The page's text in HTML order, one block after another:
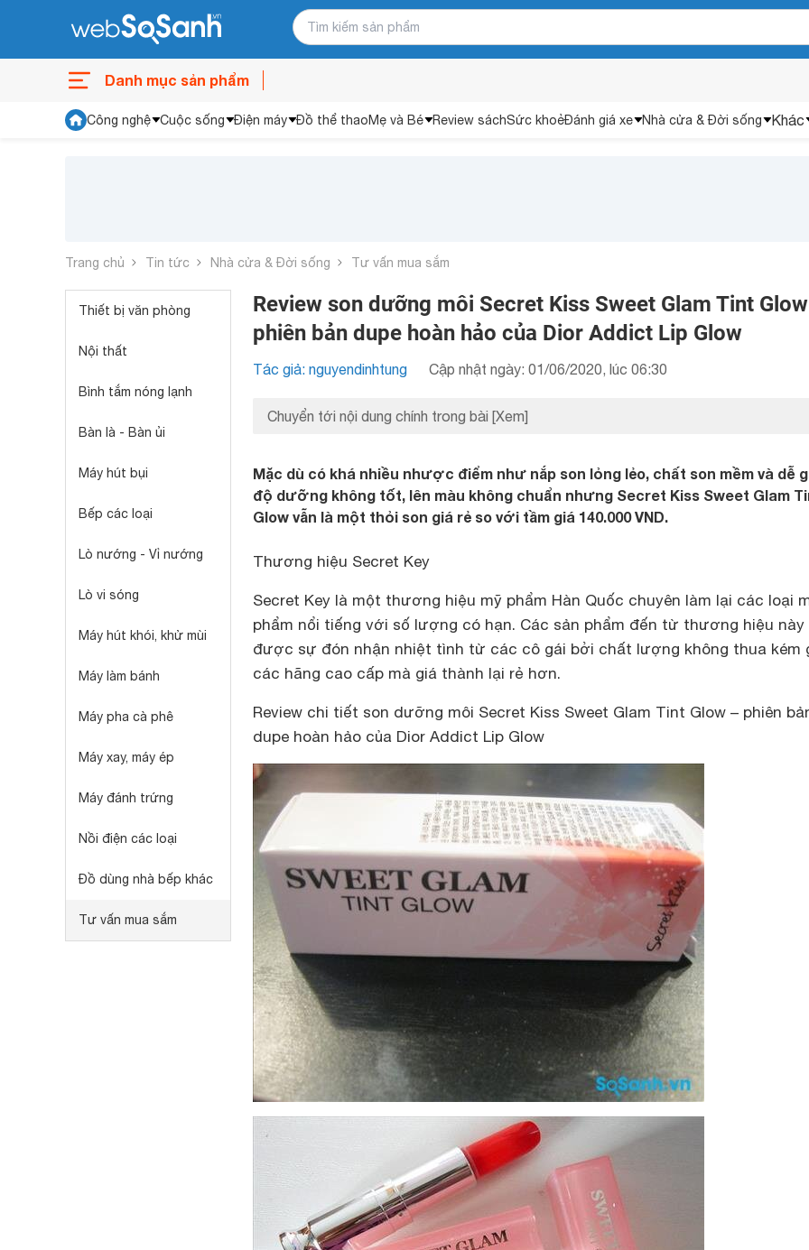
Danh mục sản phẩm
Công nghệ Cuộc sống Điện máy Đồ thể thaoMẹ và Bé Review sáchSức khoẻĐánh giá xe Nhà cửa & Đời sống Khác
Trang chủ Tin tức Nhà cửa & Đời sống Tư vấn mua sắm
Thiết bị văn phòng
Nội thất
Bình tắm nóng lạnh
Bàn là - Bàn ủi
Máy hút bụi
Bếp các loại
Lò nướng - Vỉ nướng
Lò vi sóng
Máy hút khói, khử mùi
Máy làm bánh
Máy pha cà phê
Máy xay, máy ép
Máy đánh trứng
Nồi điện các loại
Đồ dùng nhà bếp khác
Tư vấn mua sắm
Review son dưỡng môi Secret Kiss Sweet Glam Tint
phiên bản dupe hoàn hảo của Dior Addict Lip Glow
Tác giả: nguyendinhtung Cập nhật ngày: 01/06/2020, lúc 06:30
Chuyển tới nội dung chính trong bài [Xem]
Mặc dù có khá nhiều nhược điểm như nắp son lỏng lẻo, chất son mềm và dễ
độ dưỡng không tốt, lên màu không chuẩn nhưng Secret Kiss Sweet Glam
Glow vẫn là một thỏi son giá rẻ so với tầm giá 140.000 VND.
Thương hiệu Secret Key
Secret Key là một thương hiệu mỹ phẩm Hàn Quốc chuyên làm lại các loại
phẩm nổi tiếng với số lượng có hạn. Các sản phẩm đến từ thương hiệu này
được sự đón nhận nhiệt tình từ các cô gái bởi chất lượng không thua kém
các hãng cao cấp mà giá thành lại rẻ hơn.
Review chi tiết son dưỡng môi Secret Kiss Sweet Glam Tint Glow – phiên
dupe hoàn hảo của Dior Addict Lip Glow